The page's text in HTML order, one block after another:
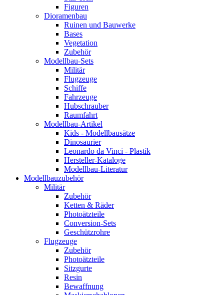
Figuren
Dioramenbau
Ruinen und Bauwerke
Bases
Vegetation
Zubehör
Modellbau-Sets
Militär
Flugzeuge
Schiffe
Fahrzeuge
Hubschrauber
Raumfahrt
Modellbau-Artikel
Kids - Modellbausätze
Dinosaurier
Leonardo da Vinci - Plastik
Hersteller-Kataloge
Modellbau-Literatur
Modellbauzubehör
Militär
Zubehör
Ketten & Räder
Photoätzteile
Conversion-Sets
Geschützrohre
Flugzeuge
Zubehör
Photoätzteile
Sitzgurte
Resin
Bewaffnung